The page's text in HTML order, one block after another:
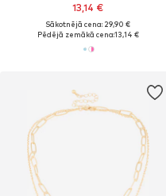
13,14 €
Sākotnējā cena: 29,90 €
Pēdējā zemākā cena:13,14 €